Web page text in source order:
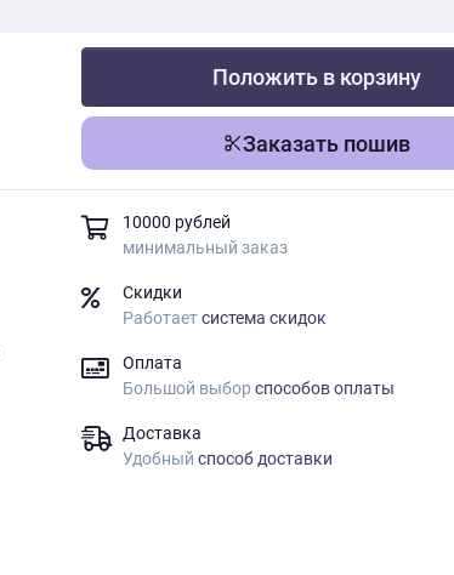
Положить в корзину
Заказать пошив
10000 рублей
минимальный заказ
Скидки
Работаетсистема скидок
Оплата
Большой выбор способов оплаты
Доставка
Удобный способ доставки